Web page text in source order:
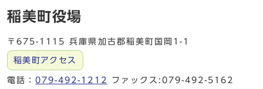
稲美町役場
〒675-1115 兵庫県加古郡稲美町国岡1-1
稲美町アクセス
電話：079-492-1212
ファックス:079-492-5162